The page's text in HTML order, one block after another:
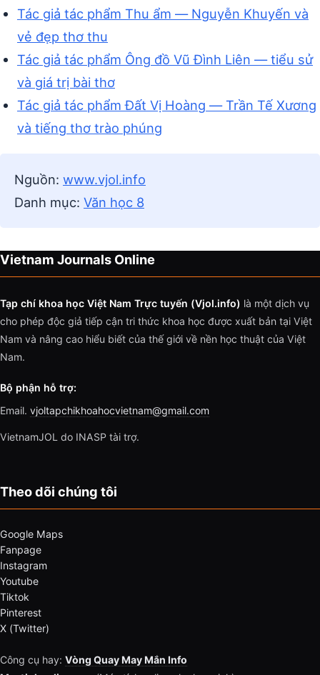
Tác giả tác phẩm Thu ẩm — Nguyễn Khuyến và
vẻ đẹp thơ thu
Tác giả tác phẩm Ông đồ Vũ Đình Liên — tiểu sử
và giá trị bài thơ
Tác giả tác phẩm Đất Vị Hoàng — Trần Tế Xương
và tiếng thơ trào phúng
Nguồn: www.vjol.info
Danh mục: Văn học 8
Vietnam Journals Online
Tạp chí khoa học Việt Nam Trực tuyến (Vjol.info) là một dịch vụ
cho phép độc giả tiếp cận tri thức khoa học được xuất bản tại Việt
Nam và nâng cao hiểu biết của thế giới về nền học thuật của Việt
Nam.
Bộ phận hỗ trợ:
Email. vjoltapchikhoahocvietnam@gmail.com
VietnamJOL do INASP tài trợ.
Theo dõi chúng tôi
Google Maps
Fanpage
Instagram
Youtube
Tiktok
Pinterest
X (Twitter)
Công cụ hay: Vòng Quay May Mắn Info